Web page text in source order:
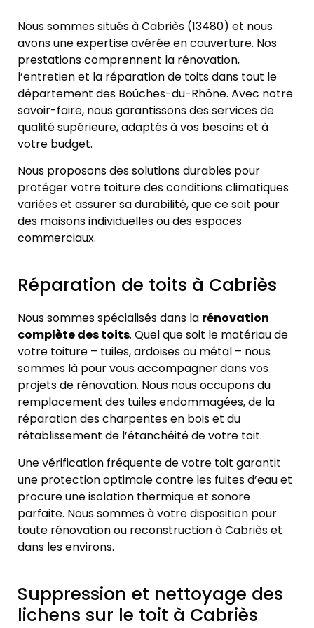
Nous sommes situés à Cabriès (13480) et nous
avons une expertise avérée en couverture. Nos
prestations comprennent la rénovation,
l’entretien et la réparation de toits dans tout le
département des Boûches-du-Rhône. Avec notre
savoir-faire, nous garantissons des services de
qualité supérieure, adaptés à vos besoins et à
votre budget.
Nous proposons des solutions durables pour
protéger votre toiture des conditions climatiques
variées et assurer sa durabilité, que ce soit pour
des maisons individuelles ou des espaces
commerciaux.
Réparation de toits à Cabriès
Nous sommes spécialisés dans la rénovation
complète des toits. Quel que soit le matériau de
votre toiture – tuiles, ardoises ou métal – nous
sommes là pour vous accompagner dans vos
projets de rénovation. Nous nous occupons du
remplacement des tuiles endommagées, de la
réparation des charpentes en bois et du
rétablissement de l’étanchéité de votre toit.
Une vérification fréquente de votre toit garantit
une protection optimale contre les fuites d’eau et
procure une isolation thermique et sonore
parfaite. Nous sommes à votre disposition pour
toute rénovation ou reconstruction à Cabriès et
dans les environs.
Suppression et nettoyage des
lichens sur le toit à Cabriès